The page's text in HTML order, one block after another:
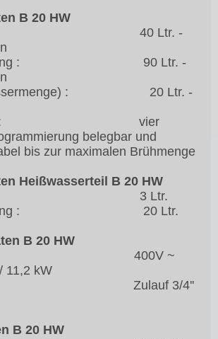
B 20 HW
: 40 Ltr. -
: 90 Ltr. -
: 20 Ltr. -
: vier
belegbar und
bis zur maximalen Brühmenge
Heißwasserteil B 20 HW
: 3 Ltr.
: 20 Ltr.
B 20 HW
: 400V ~
11,2 kW
: Zulauf 3/4''
B 20 HW